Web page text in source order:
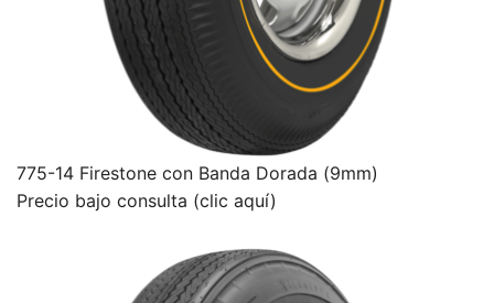
775-14 Firestone con Banda Dorada (9mm)
Precio bajo consulta (clic aquí)